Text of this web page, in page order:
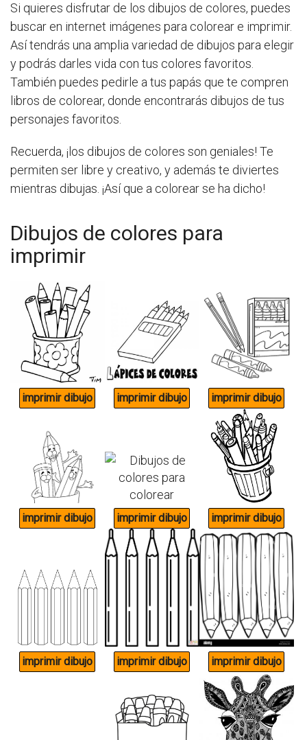
Si quieres disfrutar de los dibujos de colores, puedes
buscar en internet imágenes para colorear e imprimir.
Así tendrás una amplia variedad de dibujos para elegir
y podrás darles vida con tus colores favoritos.
También puedes pedirle a tus papás que te compren
libros de colorear, donde encontrarás dibujos de tus
personajes favoritos.
Recuerda, ¡los dibujos de colores son geniales! Te
permiten ser libre y creativo, y además te diviertes
mientras dibujas. ¡Así que a colorear se ha dicho!
Dibujos de colores para
imprimir